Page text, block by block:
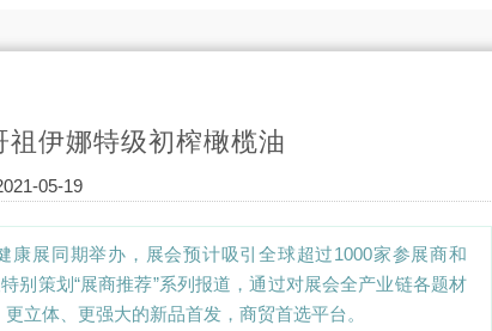
伊娜特级初榨橄榄油
05-19
康展同期举办，展会预计吸引全球超过1000家参展商和
别策划“展商推荐”系列报道，通过对展会全产业链各题材
立体、更强大的新品首发，商贸首选平台。